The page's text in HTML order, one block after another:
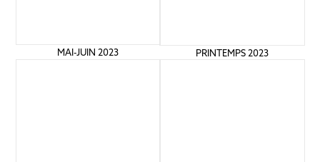
MAI-JUIN 2023 PRINTEMPS 2023